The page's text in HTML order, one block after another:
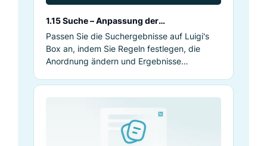
1.15 Suche – Anpassung der
Suchergebnisse
Passen Sie die Suchergebnisse auf Luigi's
Box an, indem Sie Regeln festlegen, die
Anordnung ändern und Ergebnisse